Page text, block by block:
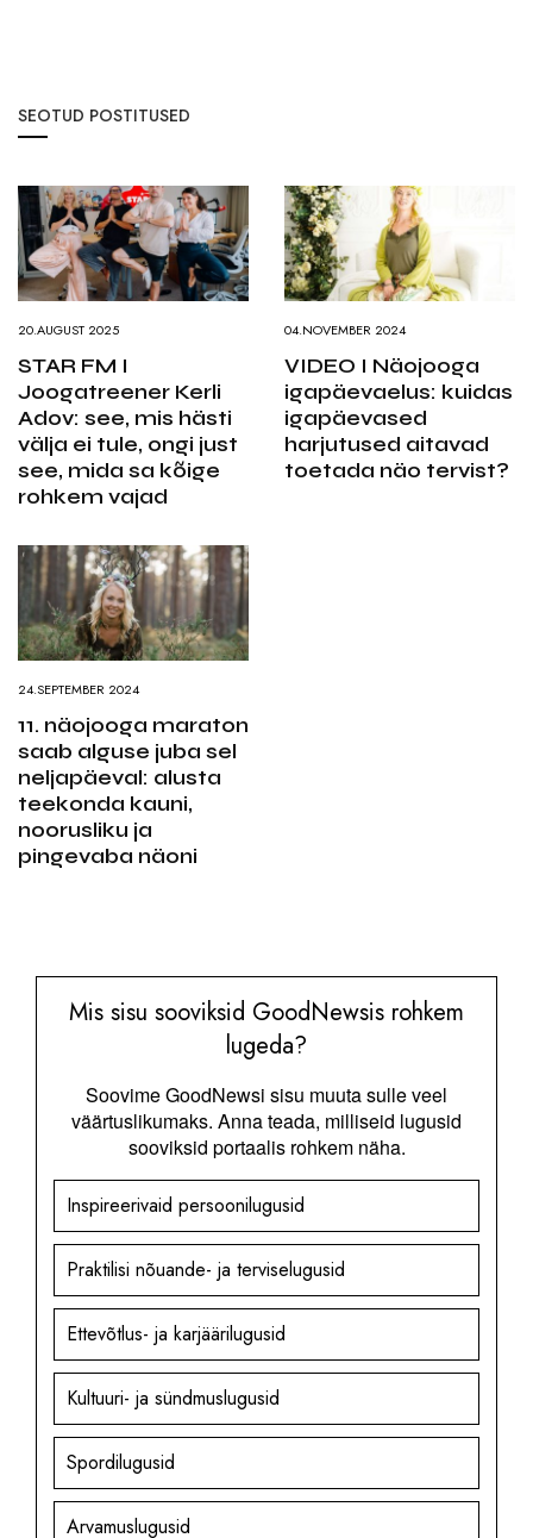
SEOTUD POSTITUSED
20.AUGUST 2025
STAR FM I
Joogatreener Kerli
Adov: see, mis hästi
välja ei tule, ongi just
see, mida sa kõige
rohkem vajad
04.NOVEMBER 2024
VIDEO I Näojooga
igapäevaelus: kuidas
igapäevased
harjutused aitavad
toetada näo tervist?
24.SEPTEMBER 2024
11. näojooga maraton
saab alguse juba sel
neljapäeval: alusta
teekonda kauni,
noorusliku ja
pingevaba näoni
Mis sisu sooviksid GoodNewsis rohkem
lugeda?
Soovime GoodNewsi sisu muuta sulle veel
väärtuslikumaks. Anna teada, milliseid lugusid
sooviksid portaalis rohkem näha.
Inspireerivaid persoonilugusid
Praktilisi nõuande- ja terviselugusid
Ettevõtlus- ja karjäärilugusid
Kultuuri- ja sündmuslugusid
Spordilugusid
Arvamuslugusid